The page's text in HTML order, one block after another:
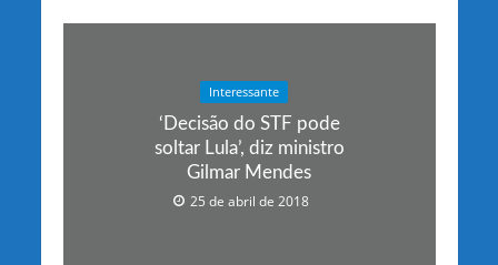
Interessante
‘Decisão do STF pode
soltar Lula’, diz ministro
Gilmar Mendes
25 de abril de 2018